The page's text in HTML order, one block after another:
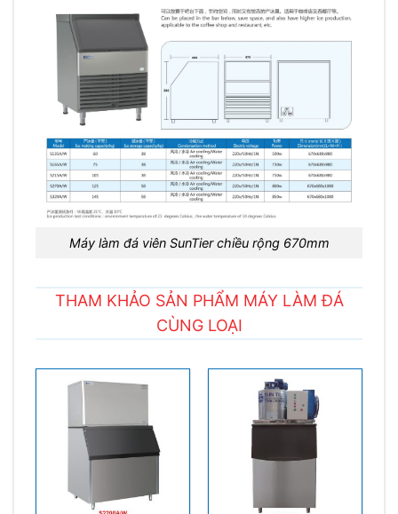
Máy làm đá viên SunTier chiều rộng 670mm
THAM KHẢO SẢN PHẨM MÁY LÀM ĐÁ
CÙNG LOẠI